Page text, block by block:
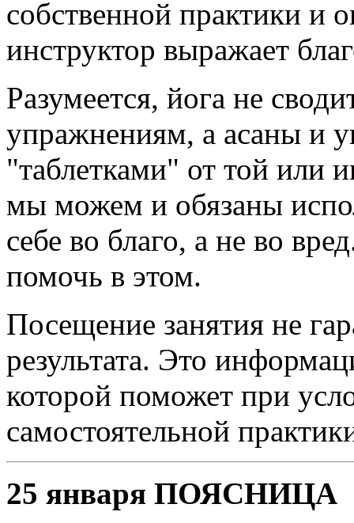
собственной практики и
инструктор выражает
Разумеется, йога не
упражнениям, а асаны и
"таблетками" от той или
мы можем и обязаны
себе во благо, а не во
помочь в этом.
Посещение занятия не
результата. Это
которой поможет при
самостоятельной
25 января ПОЯСНИЦА